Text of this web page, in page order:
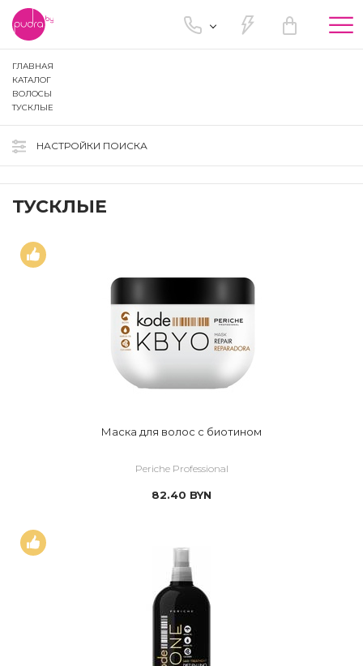
ГЛАВНАЯ
КАТАЛОГ
ВОЛОСЫ
ТУСКЛЫЕ
НАСТРОЙКИ ПОИСКА
ТУСКЛЫЕ
Маска для волос с биотином
Periche Professional
82.40 BYN